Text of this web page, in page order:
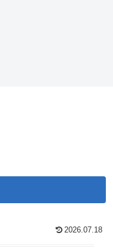
2026.07.18